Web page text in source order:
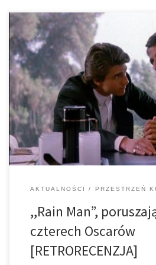
Kultowy film Barry’ego Levinsona z 1988
Man” nie traci naznaczeniu. To
braterstwie oraz przemianie. Piękne
doskonała gra aktorska robią wrażenie,
przemianw świecie kinematografii.
AKTUALNOŚCI PRZESTRZEŃ
,,Rain Man”,
czterech Oscarów
[RETRORECENZJA]